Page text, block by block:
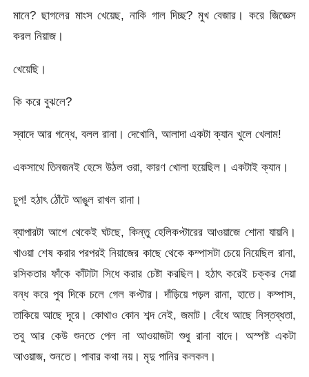
মানে? ছাগলের মাংস খেয়েছ, নাকি গাল দিচ্ছ? মুখ বেজার। করে জিজ্ঞেস
করল নিয়াজ।
খেয়েছি।
কি করে বুঝলে?
স্বাদে আর গন্ধে, বলল রানা। দেখোনি, আলাদা একটা ক্যান খুলে খেলাম!
একসাথে তিনজনই হেসে উঠল ওরা, কারণ খোলা হয়েছিল। একটাই ক্যান।
চুপ! হঠাৎ ঠোঁটে আঙুল রাখল রানা।
ব্যাপারটা আগে থেকেই ঘটছে, কিন্তু হেলিকপ্টারের আওয়াজে শোনা যায়নি।
খাওয়া শেষ করার পরপরই নিয়াজের কাছে থেকে কম্পাসটা চেয়ে নিয়েছিল রানা,
রসিকতার ফাঁকে কাঁটাটা সিধে করার চেষ্টা করছিল। হঠাৎ করেই চক্কর দেয়া
বন্ধ করে পুব দিকে চলে গেল কপ্টার। দাঁড়িয়ে পড়ল রানা, হাতে। কম্পাস,
তাকিয়ে আছে দূরে। কোথাও কোন শব্দ নেই, জমাট। বেঁধে আছে নিস্তব্ধতা,
তবু আর কেউ শুনতে পেল না আওয়াজটা শুধু রানা বাদে। অস্পষ্ট একটা
আওয়াজ, শুনতে। পাবার কথা নয়। মৃদু পানির কলকল।